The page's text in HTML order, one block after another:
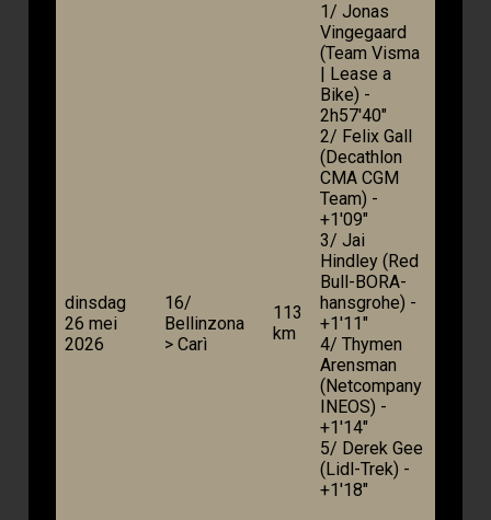
dinsdag
26 mei
2026
16/
Bellinzona
> Carì
113
km
1/ Jonas
Vingegaard
(Team Visma
| Lease a
Bike) -
2h57'40"
2/ Felix Gall
(Decathlon
CMA CGM
Team) -
+1'09"
3/ Jai
Hindley (Red
Bull-BORA-
hansgrohe) -
+1'11"
4/ Thymen
Arensman
(Netcompany
INEOS) -
+1'14"
5/ Derek Gee
(Lidl-Trek) -
+1'18"